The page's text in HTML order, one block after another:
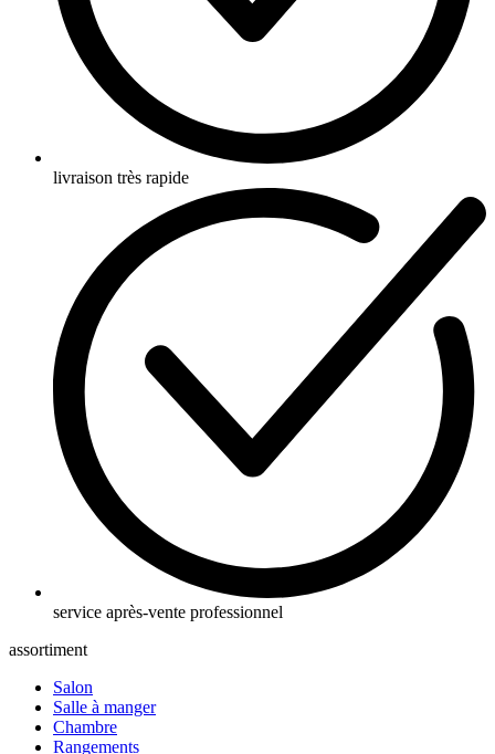
livraison très rapide
service après-vente professionnel
assortiment
Salon
Salle à manger
Chambre
Rangements